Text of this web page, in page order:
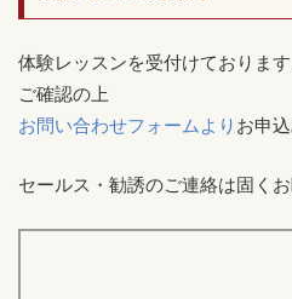
体験レッスンを受付けておりま
ご確認の上
お問い合わせフォームより お申
セールス・勧誘のご連絡は固くお